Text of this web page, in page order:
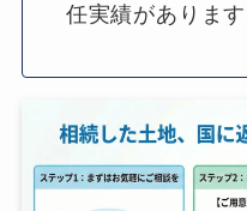
任実績があります